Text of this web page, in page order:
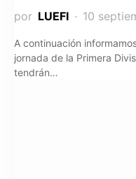
por LUEFI 10
A continuación
jornada de la Primera
tendrán…